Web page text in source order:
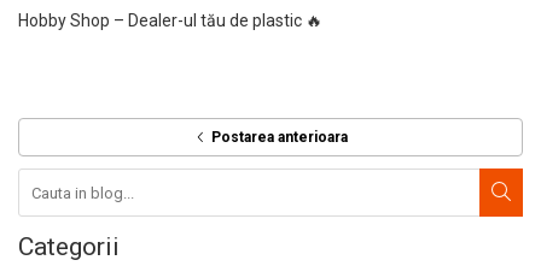
Hobby Shop – Dealer-ul tău de plastic 🔥
Postarea anterioara
Categorii